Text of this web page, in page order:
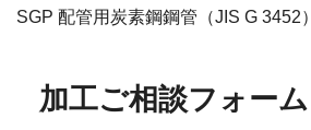
SGP 配管用炭素鋼鋼管（JIS G 3452）
加工ご相談フォーム